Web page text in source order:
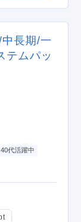
長期/一
テムパッ
40代活躍中